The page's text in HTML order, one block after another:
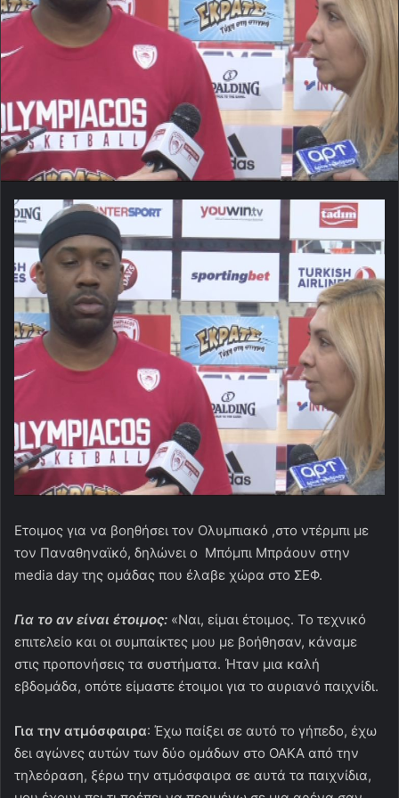
Eτοιμος για να βοηθήσει τον Ολυμπιακό ,στο ντέρμπι με
τον Παναθηναϊκό, δηλώνει ο Μπόμπι Μπράουν στην
media day της ομάδας που έλαβε χώρα στο ΣΕΦ.
Για το αν είναι έτοιμος: «Ναι, είμαι έτοιμος. Το τεχνικό
επιτελείο και οι συμπαίκτες μου με βοήθησαν, κάναμε
στις προπονήσεις τα συστήματα. Ήταν μια καλή
εβδομάδα, οπότε είμαστε έτοιμοι για το αυριανό παιχνίδι.
Για την ατμόσφαιρα: Έχω παίξει σε αυτό το γήπεδο, έχω
δει αγώνες αυτών των δύο ομάδων στο ΟΑΚΑ από την
τηλεόραση, ξέρω την ατμόσφαιρα σε αυτά τα παιχνίδια,